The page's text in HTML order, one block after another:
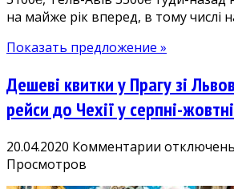
Чехія
Хорватія
Ізраїль
3500₴
на майже рік вперед, в тому числі
Показать предложение »
Дешеві квитки у Прагу зі
рейси до Чехії у серпні-жовтні
20.04.2020 Комментарии к
Просмотров